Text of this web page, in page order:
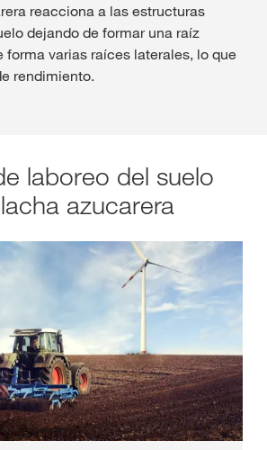
reacciona a las estructuras
dejando de formar una raíz
forma varias raíces laterales, lo que
rendimiento.
laboreo del suelo
azucarera